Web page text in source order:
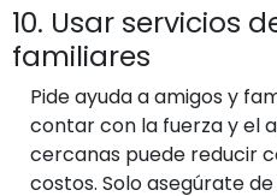
10. Usar servicios
familiares
Pide ayuda a amigos y
contar con la fuerza y el
cercanas puede reducir
costos. Solo asegúrate